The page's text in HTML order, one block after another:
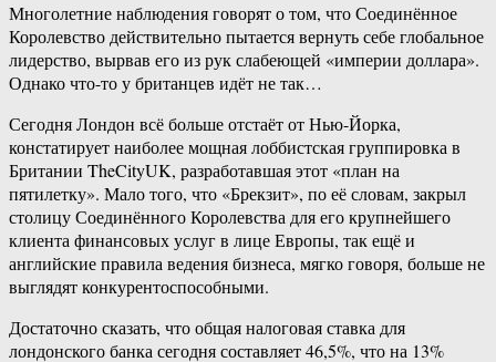
Многолетние наблюдения говорят о том, что Соединённое
Королевство действительно пытается вернуть себе глобальное
лидерство, вырвав его из рук слабеющей «империи доллара».
Однако что-то у британцев идёт не так…
Сегодня Лондон всё больше отстаёт от Нью-Йорка,
констатирует наиболее мощная лоббистская группировка в
Британии TheCityUK, разработавшая этот «план на
пятилетку». Мало того, что «Брекзит», по её словам, закрыл
столицу Соединённого Королевства для его крупнейшего
клиента финансовых услуг в лице Европы, так ещё и
английские правила ведения бизнеса, мягко говоря, больше не
выглядят конкурентоспособными.
Достаточно сказать, что общая налоговая ставка для
лондонского банка сегодня составляет 46,5%, что на 13%